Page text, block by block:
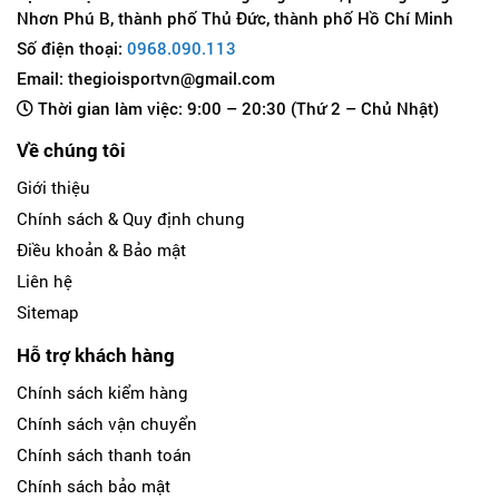
Nhơn Phú B, thành phố Thủ Đức, thành phố Hồ Chí Minh
Số điện thoại: 0968.090.113
Email: thegioisportvn@gmail.com
Thời gian làm việc: 9:00 – 20:30 (Thứ 2 – Chủ Nhật)
Về chúng tôi
Giới thiệu
Chính sách & Quy định chung
Điều khoản & Bảo mật
Liên hệ
Sitemap
Hỗ trợ khách hàng
Chính sách kiểm hàng
Chính sách vận chuyển
Chính sách thanh toán
Chính sách bảo mật